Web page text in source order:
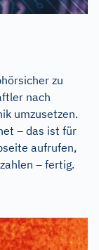
zu
nach
umzusetzen.
– das ist für
aufrufen,
– fertig.